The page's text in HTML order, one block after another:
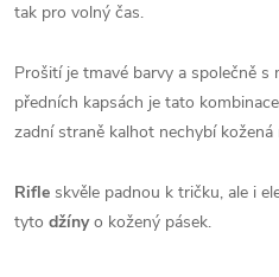
tak pro volný čas.
Prošití je tmavé barvy a společně
předních kapsách je tato
zadní straně kalhot nechybí
Rifle skvěle padnou k tričku, ale i
tyto džínyo kožený pásek.